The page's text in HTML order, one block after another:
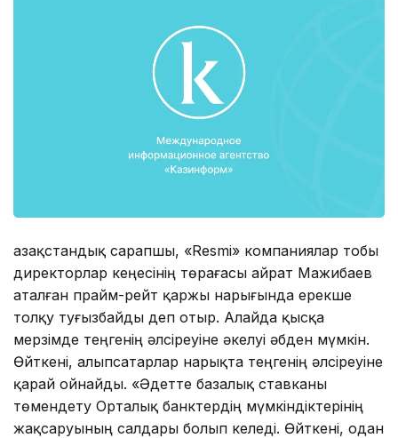
Қазақстандық сарапшы, «Resmi» компаниялар тобы
директорлар кеңесінің төрағасы Қайрат Мажибаев
аталған прайм-рейт қаржы нарығында ерекше
толқу туғызбайды деп отыр. Алайда қысқа
мерзімде теңгенің әлсіреуіне әкелуі әбден мүмкін.
Өйткені, алыпсатарлар нарықта теңгенің әлсіреуіне
қарай ойнайды. «Әдетте базалық ставканы
төмендету Орталық банктердің мүмкіндіктерінің
жақсаруының салдары болып келеді. Өйткені, одан